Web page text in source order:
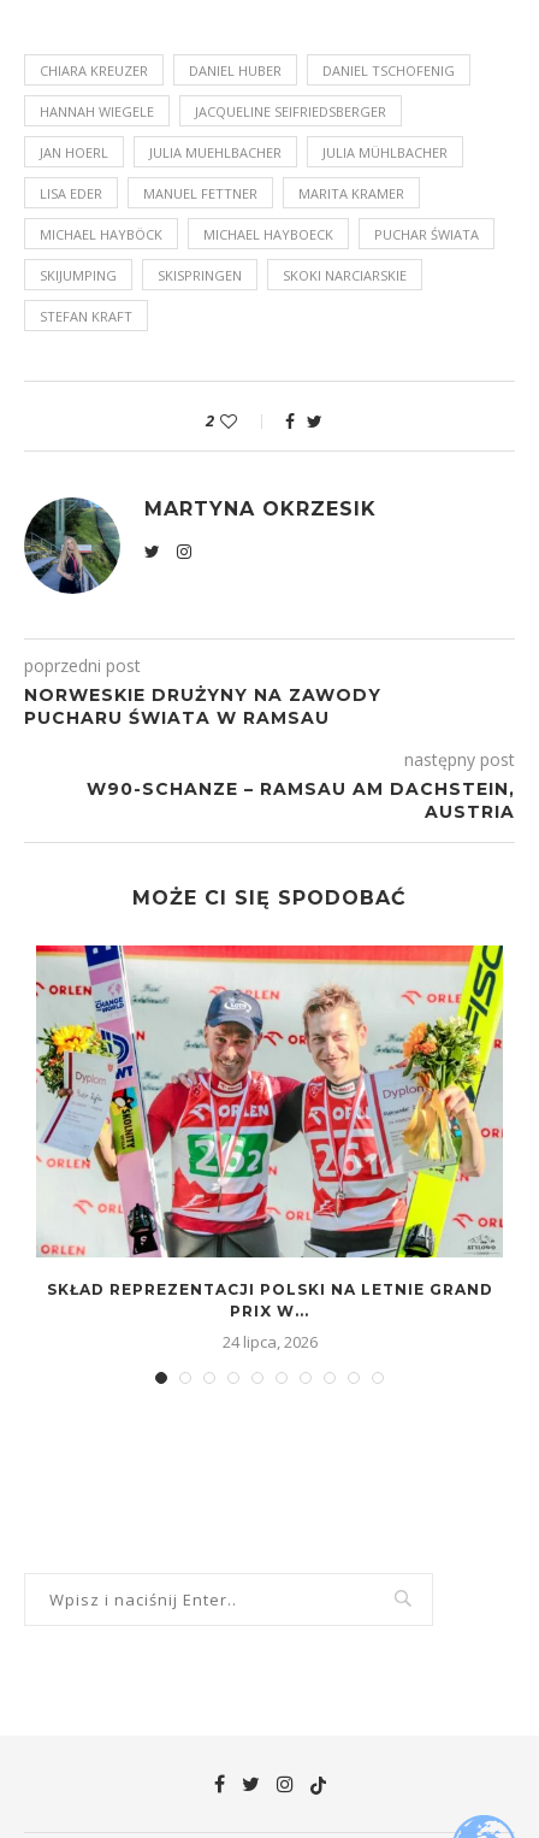
CHIARA KREUZER DANIEL HUBER DANIEL TSCHOFENIG
HANNAH WIEGELE JACQUELINE SEIFRIEDSBERGER
JAN HOERL JULIA MUEHLBACHER JULIA MÜHLBACHER
LISA EDER MANUEL FETTNER MARITA KRAMER
MICHAEL HAYBÖCK MICHAEL HAYBOECK PUCHAR ŚWIATA
SKIJUMPING SKISPRINGEN SKOKI NARCIARSKIE
STEFAN KRAFT
2
MARTYNA OKRZESIK
poprzedni post
NORWESKIE DRUŻYNY NA ZAWODY
PUCHARU ŚWIATA W RAMSAU
następny post
W90-SCHANZE – RAMSAU AM DACHSTEIN,
AUSTRIA
MOŻE CI SIĘ SPODOBAĆ
SKŁAD REPREZENTACJI POLSKI NA LETNIE GRAND
PRIX W...
24 lipca, 2026